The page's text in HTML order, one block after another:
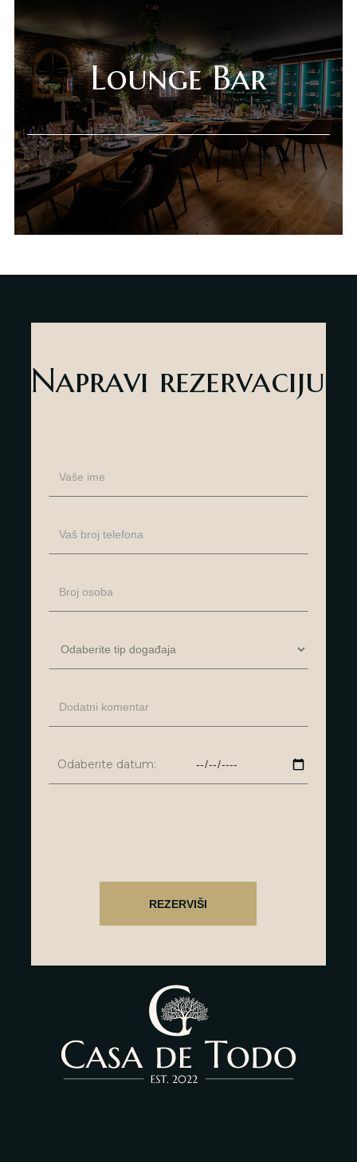
Lounge Bar
Napravi rezervaciju
Odaberite datum: